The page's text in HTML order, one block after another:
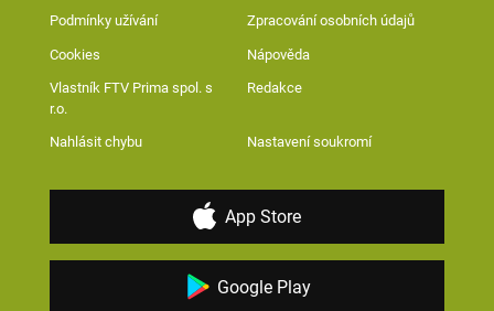
Podmínky užívání Zpracování osobních údajů
Cookies Nápověda
Vlastník FTV Prima spol. s
r.o.
Redakce
Nahlásit chybu Nastavení soukromí
App Store
Google Play